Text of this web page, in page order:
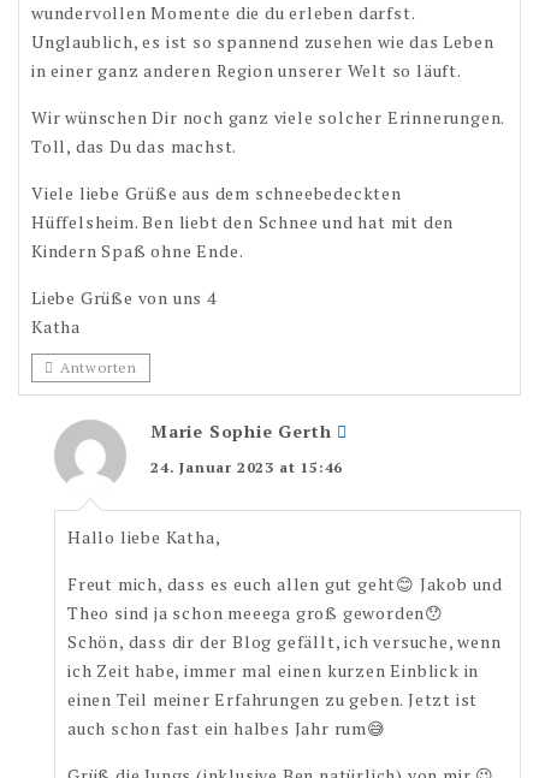
wundervollen Momente die du erleben darfst.
Unglaublich, es ist so spannend zusehen wie das Leben
in einer ganz anderen Region unserer Welt so läuft.
Wir wünschen Dir noch ganz viele solcher Erinnerungen.
Toll, das Du das machst.
Viele liebe Grüße aus dem schneebedeckten
Hüffelsheim. Ben liebt den Schnee und hat mit den
Kindern Spaß ohne Ende.
Liebe Grüße von uns 4
Katha
Antworten
Marie Sophie Gerth
24. Januar 2023 at 15:46
Hallo liebe Katha,
Freut mich, dass es euch allen gut geht😊 Jakob und
Theo sind ja schon meeega groß geworden😯
Schön, dass dir der Blog gefällt, ich versuche, wenn
ich Zeit habe, immer mal einen kurzen Einblick in
einen Teil meiner Erfahrungen zu geben. Jetzt ist
auch schon fast ein halbes Jahr rum😅